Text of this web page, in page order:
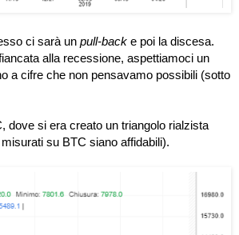
ci sarà un pull-back e poi la discesa.
alla recessione, aspettiamoci un
a cifre che non pensavamo possibili (sotto
dove si era creato un triangolo rialzista
su BTC siano affidabili).